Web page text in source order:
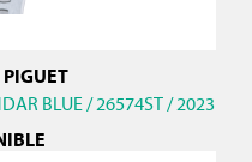
BLUE / 26574ST / 2023